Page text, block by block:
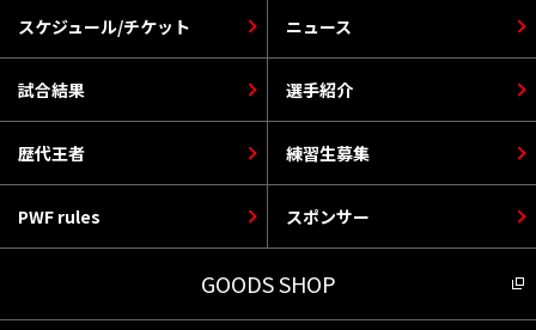
スケジュール/チケット
選手紹介
PWF rules
ニュース
歴代王者
スポンサー
試合結果
練習生募集
GOODS SHOP